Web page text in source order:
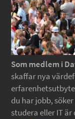
Som medlem i
skaffar nya
du har jobb,
studera eller IT är